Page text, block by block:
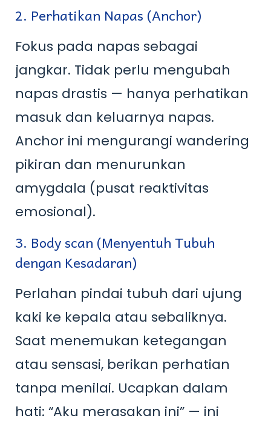
2. Perhatikan Napas (Anchor)
Fokus pada napas sebagai
jangkar. Tidak perlu mengubah
napas drastis — hanya perhatikan
masuk dan keluarnya napas.
Anchor ini mengurangi wandering
pikiran dan menurunkan
amygdala (pusat reaktivitas
emosional).
3. Body scan (Menyentuh Tubuh
dengan Kesadaran)
Perlahan pindai tubuh dari ujung
kaki ke kepala atau sebaliknya.
Saat menemukan ketegangan
atau sensasi, berikan perhatian
tanpa menilai. Ucapkan dalam
hati: “Aku merasakan ini” — ini